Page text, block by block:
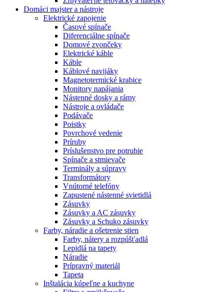
Domáci majster a nástroje
Elektrické zapojenie
Časové spínače
Diferenciálne spínače
Domové zvončeky
Elektrické káble
Káble
Káblové navijáky
Magnetotermické krabice
Monitory napájania
Nástenné dosky a rámy
Nástroje a ovládače
Podávače
Poistky
Povrchové vedenie
Príruby
Príslušenstvo pre potrubie
Spínače a stmievače
Terminály a súpravy
Transformátory
Vnútorné telefóny
Zapustené nástenné svietidlá
Zásuvky
Zásuvky a AC zásuvky
Zásuvky a Schuko zásuvky
Farby, náradie a ošetrenie stien
Farby, nátery a rozpúšťadlá
Lepidlá na tapety
Náradie
Prípravný materiál
Tapeta
Inštalácia kúpeľne a kuchyne